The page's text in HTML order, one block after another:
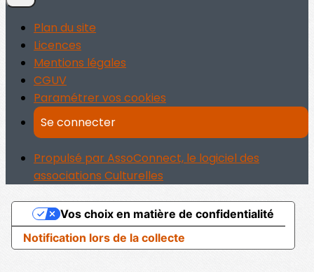
Plan du site
Licences
Mentions légales
CGUV
Paramétrer vos cookies
Se connecter
Propulsé par AssoConnect, le logiciel des
associations Culturelles
Notification lors de la collecte
Vos choix en matière de confidentialité